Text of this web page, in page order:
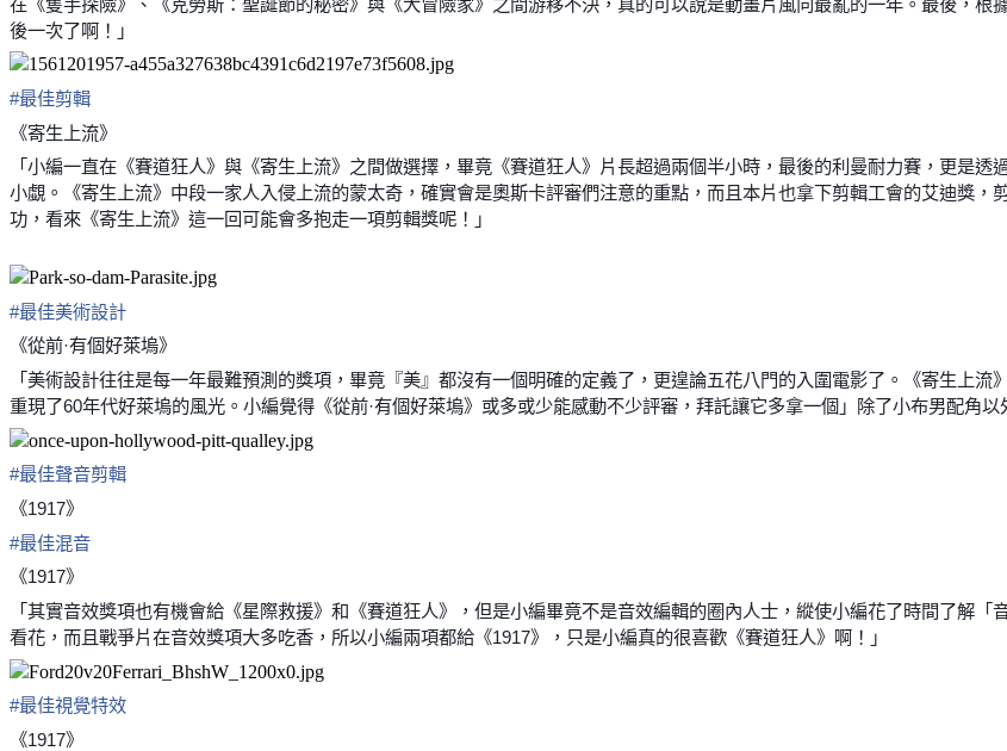
後一次了啊！」
#最佳剪輯
《寄生上流》
「小編一直在《賽道狂人》與《寄生上流》之間做選擇，畢竟《賽道狂人》片長超過兩個半小時，最後的利曼耐力賽，更是
小覷。《寄生上流》中段一家人入侵上流的蒙太奇，確實會是奧斯卡評審們注意的重點，而且本片也拿下剪輯工會的艾迪獎
功，看來《寄生上流》這一回可能會多抱走一項剪輯獎呢！」
#最佳美術設計
《從前·有個好萊塢》
「美術設計往往是每一年最難預測的獎項，畢竟『美』都沒有一個明確的定義了，更遑論五花八門的入圍電影了。《寄生上流
重現了60年代好萊塢的風光。小編覺得《從前·有個好萊塢》或多或少能感動不少評審，拜託讓它多拿一個」除了小布男配角以
#最佳聲音剪輯
《1917》
#最佳混音
《1917》
「其實音效獎項也有機會給《星際救援》和《賽道狂人》，但是小編畢竟不是音效編輯的圈內人士，縱使小編花了時間了解
看花，而且戰爭片在音效獎項大多吃香，所以小編兩項都給《1917》，只是小編真的很喜歡《賽道狂人》啊！」
#最佳視覺特效
《1917》